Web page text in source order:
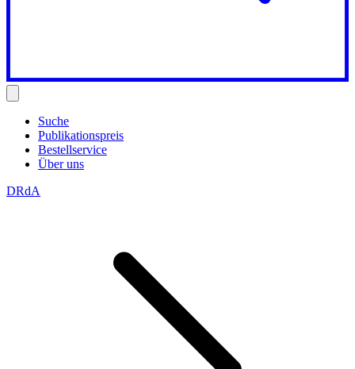
Suche
Publikationspreis
Bestellservice
Über uns
DRdA